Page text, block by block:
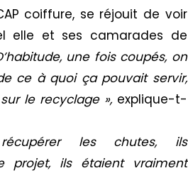
coiffure, se réjouit de voir
elle et ses camarades de
une fois coupés, on
ce à quoi ça pouvait servir,
le recyclage »,explique-t-
les chutes, ils
projet, ils étaient vraiment